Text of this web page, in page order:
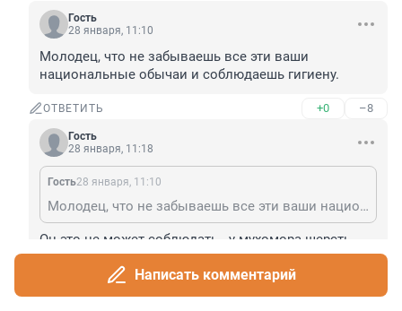
Гость
28 января, 11:10
Молодец, что не забываешь все эти ваши
национальные обычаи и соблюдаешь гигиену.
ОТВЕТИТЬ +0 –8
Гость
28 января, 11:18
Гость28 января, 11:10
Молодец, что не забываешь все эти ваши национальные обычаи и соблюдаешь гигиену.
Он это не может соблюдать - у мухомора шерсть
регулярно подгорает. 😁
Написать комментарий